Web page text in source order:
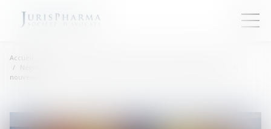
Accueil
Négociations commerciales entre fournisseurs et distributeurs : du
nouveau